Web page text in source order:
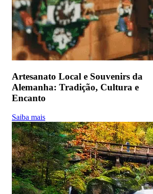
Artesanato Local e Souvenirs da
Alemanha: Tradição, Cultura e
Encanto
Saiba mais